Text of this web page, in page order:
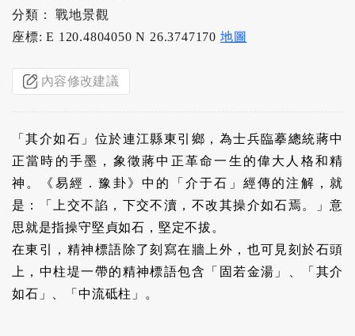
分類： 戰地景觀
座標: E 120.4804050 N 26.3747170 地圖
內容修改建議
「其介如石」位於連江縣東引鄉，為士兵臨摹總統蔣中
正當時的手墨，象徵蔣中正革命一生的偉大人格和精
神。《易經．豫卦》中的「介于石」經傳的注解，就
是：「上交不諂，下交不瀆，不改其操介如石焉。」意
思就是指操守堅貞如石，堅定不拔。
在東引，精神標語除了刻寫在牆上外，也可見刻於石頭
上，中柱堤一帶的精神標語包含「固若金湯」、「其介
如石」、「中流砥柱」。